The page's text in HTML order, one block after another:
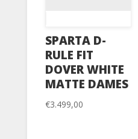
SPARTA D-
RULE FIT
DOVER WHITE
MATTE DAMES
€3.499,00